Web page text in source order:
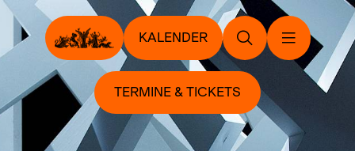
KALENDER
TERMINE & TICKETS